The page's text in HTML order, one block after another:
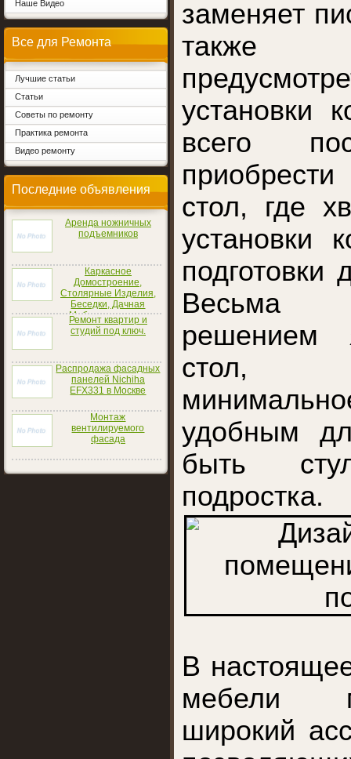
Наше Видео
Все для Ремонта
Лучшие статьи
Статьи
Советы по ремонту
Практика ремонта
Видео ремонту
Последние объявления
Аренда ножничных
подъемников
Каркасное
Домостроение,
Столярные Изделия,
Беседки, Дачная
Мебель
Ремонт квартир и
студий под ключ.
Распродажа фасадных
панелей Nichiha
EFX331 в Москве
Монтаж
вентилируемого
фасада
заменяет
также
установки
всего
стол, где
установки
подготовки
Весьма
решением
стол,
удобным
быть
подростка.
В
мебели
широкий